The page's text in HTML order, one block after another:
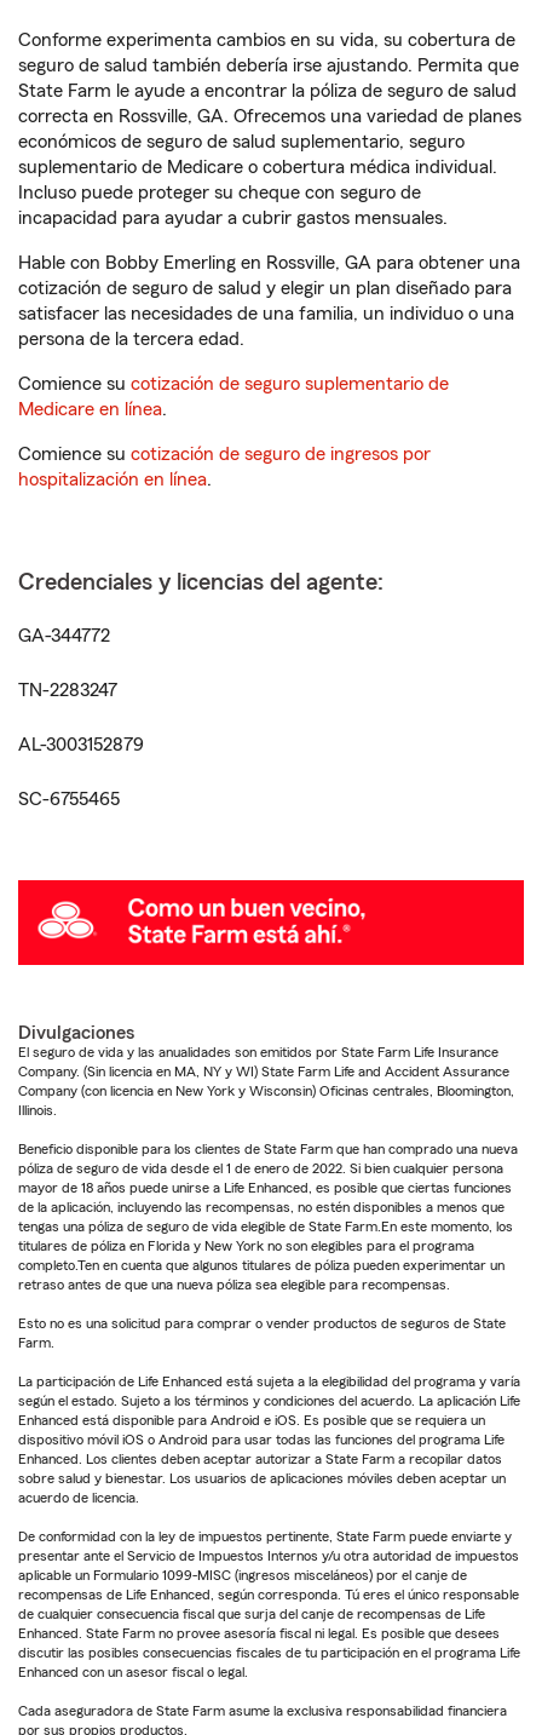
Conforme experimenta cambios en su vida, su cobertura de
seguro de salud también debería irse ajustando. Permita que
State Farm le ayude a encontrar la póliza de seguro de salud
correcta en Rossville, GA. Ofrecemos una variedad de planes
económicos de seguro de salud suplementario, seguro
suplementario de Medicare o cobertura médica individual.
Incluso puede proteger su cheque con seguro de
incapacidad para ayudar a cubrir gastos mensuales.
Hable con Bobby Emerling en Rossville, GA para obtener una
cotización de seguro de salud y elegir un plan diseñado para
satisfacer las necesidades de una familia, un individuo o una
persona de la tercera edad.
Comience su cotización de seguro suplementario de
Medicare en línea.
Comience su cotización de seguro de ingresos por
hospitalización en línea.
Credenciales y licencias del agente:
GA-344772
TN-2283247
AL-3003152879
SC-6755465
Divulgaciones
El seguro de vida y las anualidades son emitidos por State Farm Life Insurance
Company. (Sin licencia en MA, NY y WI) State Farm Life and Accident Assurance
Company (con licencia en New York y Wisconsin) Oficinas centrales, Bloomington,
Illinois.
Beneficio disponible para los clientes de State Farm que han comprado una nueva
póliza de seguro de vida desde el 1 de enero de 2022. Si bien cualquier persona
mayor de 18 años puede unirse a Life Enhanced, es posible que ciertas funciones
de la aplicación, incluyendo las recompensas, no estén disponibles a menos que
tengas una póliza de seguro de vida elegible de State Farm.En este momento, los
titulares de póliza en Florida y New York no son elegibles para el programa
completo.Ten en cuenta que algunos titulares de póliza pueden experimentar un
retraso antes de que una nueva póliza sea elegible para recompensas.
Esto no es una solicitud para comprar o vender productos de seguros de State
Farm.
La participación de Life Enhanced está sujeta a la elegibilidad del programa y varía
según el estado. Sujeto a los términos y condiciones del acuerdo. La aplicación Life
Enhanced está disponible para Android e iOS. Es posible que se requiera un
dispositivo móvil iOS o Android para usar todas las funciones del programa Life
Enhanced. Los clientes deben aceptar autorizar a State Farm a recopilar datos
sobre salud y bienestar. Los usuarios de aplicaciones móviles deben aceptar un
acuerdo de licencia.
De conformidad con la ley de impuestos pertinente, State Farm puede enviarte y
presentar ante el Servicio de Impuestos Internos y/u otra autoridad de impuestos
aplicable un Formulario 1099-MISC (ingresos misceláneos) por el canje de
recompensas de Life Enhanced, según corresponda. Tú eres el único responsable
de cualquier consecuencia fiscal que surja del canje de recompensas de Life
Enhanced. State Farm no provee asesoría fiscal ni legal. Es posible que desees
discutir las posibles consecuencias fiscales de tu participación en el programa Life
Enhanced con un asesor fiscal o legal.
Cada aseguradora de State Farm asume la exclusiva responsabilidad financiera
por sus propios productos.